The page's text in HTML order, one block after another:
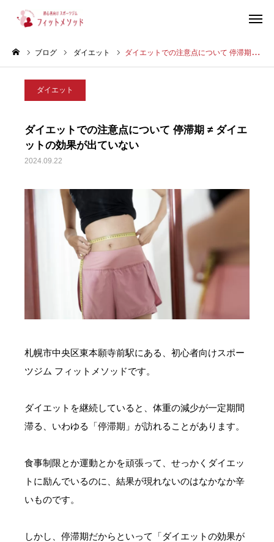
ブログ ダイエット ダイエットでの注意点について 停滞期 ≠ ダイエットの効果が出ていない
ダイエット
ダイエットでの注意点について 停滞期 ≠ ダイエ
ットの効果が出ていない
2024.09.22
札幌市中央区東本願寺前駅にある、初心者向けスポー
ツジム フィットメソッドです。
ダイエットを継続していると、体重の減少が一定期間
滞る、いわゆる「停滞期」が訪れることがあります。
食事制限とか運動とかを頑張って、せっかくダイエッ
トに励んでいるのに、結果が現れないのはなかなか辛
いものです。
しかし、停滞期だからといって「ダイエットの効果が
見学・体験はこちらから（WEB完結30秒）
プラン・料金
ブログ
店舗情報
お問い合わせ・ご予約
お知らせ